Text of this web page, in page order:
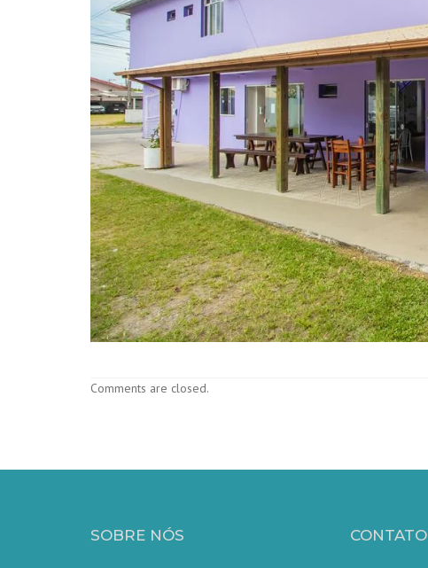
Comments are closed.
SOBRE NÓS CONTATO